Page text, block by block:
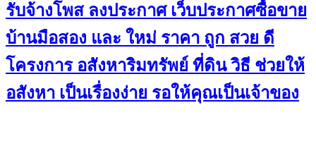
รับจ้างโพส ลงประกาศ เว็บประกาศซื้อขาย
บ้านมือสอง และ ใหม่ ราคา ถูก สวย ดี
โครงการ อสังหาริมทรัพย์ ที่ดิน วิธี ช่วยให้
อสังหา เป็นเรื่องง่าย รอให้คุณเป็นเจ้าของ